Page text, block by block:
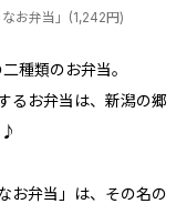
お弁当」(1,242円)
種類のお弁当。
るお弁当は、新潟の郷
♪
お弁当」は、その名の